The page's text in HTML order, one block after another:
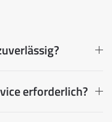
erforderlich?